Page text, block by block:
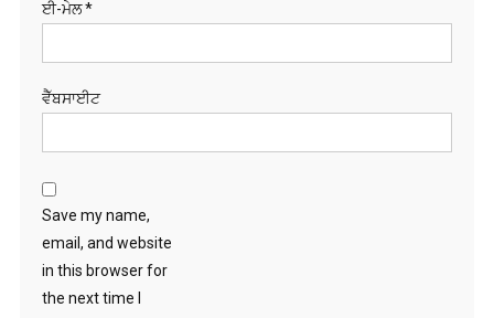
Save my name,
email, and website
in this browser for
the next time I
comment.